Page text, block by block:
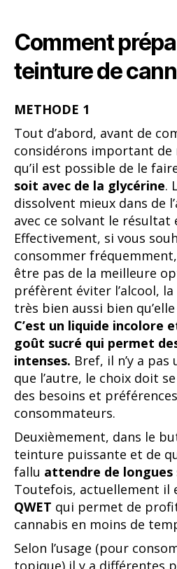
Comment
teinture de
METHODE 1
Tout d’abord, avant de
considérons important
qu’il est possible de le
soit avec de la glycérine.
dissolvent mieux dans de
avec ce solvant le résultat
Effectivement, si vous
consommer
être pas de la meilleure
préfèrent éviter l’alcool,
très bien aussi bien
C’est un liquide incolore
goût sucré qui permet
intenses. Bref, il n’y a
que l’autre, le choix doit
des besoins et
consommateurs.
Deuxièmement, dans le
teinture puissante et de
fallu attendre de longues
Toutefois, actuellement il
QWET qui permet de
cannabis en moins de
Selon l’usage (pour
topique) il y a différentes